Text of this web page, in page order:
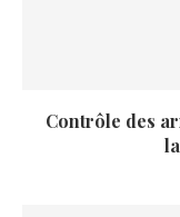
Contrôle des